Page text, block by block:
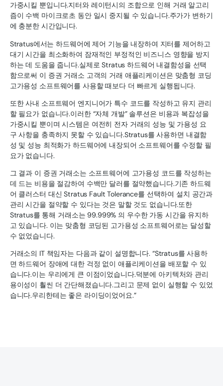
가중시킬 뿐입니다.지터와 레이턴시의 조합으로 인해 거래 알고리
즘이 수백 마이크로초 동안 일시 중지될 수 있습니다.주가가 변하기
에 충분한 시간입니다.
Stratus에서는 하드웨어에 제어 기능을 내장하여 지터를 제어하고
대기 시간을 최소화하여 잠재적인 부정적인 비즈니스 영향을 방지
하는 데 도움을 줍니다.실제로 Stratus 하드웨어 내결함성을 선택
함으로써 이 증권 거래소 고객의 거래 애플리케이션은 맞춤형 코딩
고가용성 소프트웨어를 사용할 때보다 더 빠르게 실행됩니다.
또한 사내 소프트웨어 엔지니어가 특수 코드를 작성하고 유지 관리
할 필요가 없습니다.이러한 “자체 개발” 솔루션은 비용과 복잡성을
가중시킬 뿐이며 시스템은 여전히 전자 거래의 성능 및 가용성 요
구 사항을 충족하지 못할 수 있습니다.Stratus를 사용하면 내결함
성 및 성능 최적화가 하드웨어에 내장되어 소프트웨어를 수정할 필
요가 없습니다.
그 결과 이 증권 거래소는 소프트웨어에 고가용성 코드를 작성하는
데 드는 비용을 절감하여 수백만 달러를 절약했습니다.기존 하드웨
어 클러스터 대신 Stratus Fault Tolerance를 선택하여 설치 공간과
관리 시간을 절약할 수 있다는 것은 말할 것도 없습니다.또한
Stratus를 통해 거래소는 99.999% 의 우수한 가동 시간을 유지하
고 있습니다. 이는 맞춤형 코딩된 고가용성 소프트웨어로는 달성할
수 없었습니다.
거래소의 IT 책임자는 다음과 같이 설명합니다. “Stratus를 사용하
면 하드웨어 장애에 대한 걱정 없이 애플리케이션을 배포할 수 있
습니다.이는 우리에게 큰 이점이었습니다.덕분에 아키텍처와 관리
용이성이 훨씬 더 간단해졌습니다.그리고 문제 없이 실행할 수 있었
습니다.우리한테는 좋은 라이딩이었어요.”